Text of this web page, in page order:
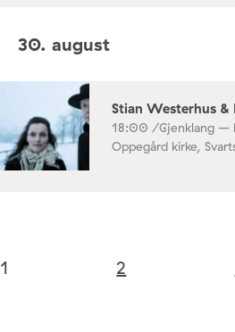
30. august
Stian Westerhus &
18:00 /Gjenklang –
Oppegård kirke,
1 2